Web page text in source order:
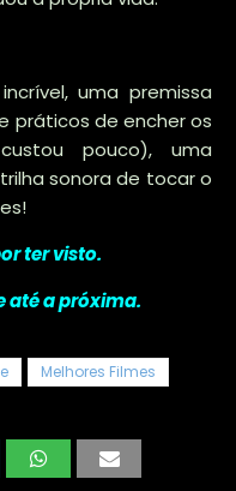
uma premissa
práticos de encher os
pouco), uma
sonora de tocar o
ter visto.
até a próxima.
Melhores Filmes